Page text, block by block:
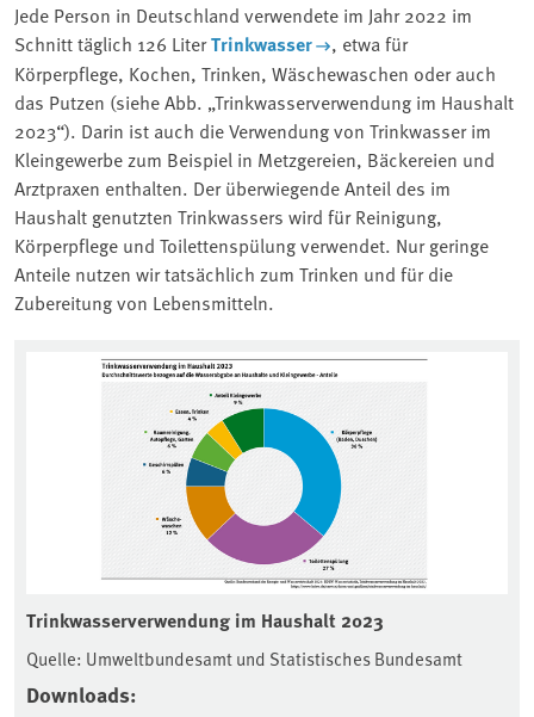
Jede Person in Deutschland verwendete im Jahr 2022 im
Schnitt täglich 126 LiterTrinkwasser
, etwa für
Körperpflege, Kochen, Trinken, Wäschewaschen oder auch
das Putzen (siehe Abb. „Trinkwasserverwendung im Haushalt
2023“). Darin ist auch die Verwendung von Trinkwasser im
Kleingewerbe zum Beispiel in Metzgereien, Bäckereien und
Arztpraxen enthalten. Der überwiegende Anteil des im
Haushalt genutzten Trinkwassers wird für Reinigung,
Körperpflege und Toilettenspülung verwendet. Nur geringe
Anteile nutzen wir tatsächlich zum Trinken und für die
Zubereitung von Lebensmitteln.
Trinkwasserverwendung im Haushalt 2023
Quelle: Umweltbundesamt und Statistisches Bundesamt
Downloads: